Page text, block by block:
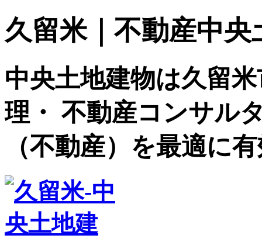
久留米｜不動産中
中央土地建物は久留
理・ 不動産コンサル
（不動産）を最適に